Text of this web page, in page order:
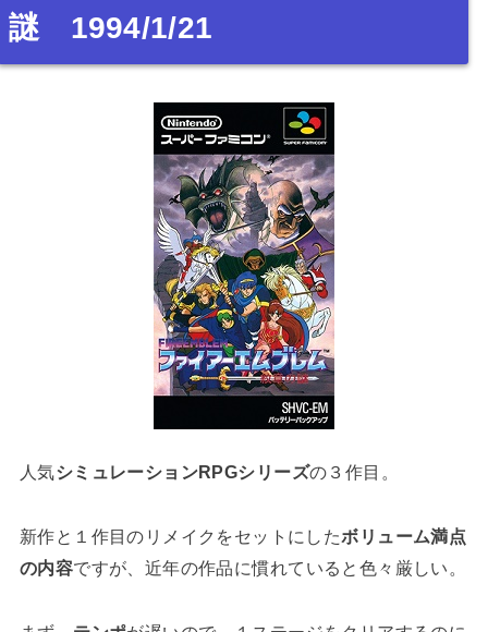
謎 1994/1/21
人気シミュレーションRPGシリーズの３作目。
新作と１作目のリメイクをセットにしたボリューム満点
の内容ですが、近年の作品に慣れていると色々厳しい。